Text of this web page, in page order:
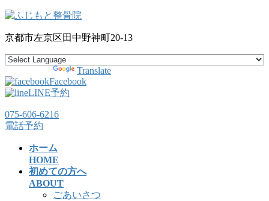
コ
テ
ン
ツ
へ
ス
ッ
プ
ナ
ゲ
ー
シ
ョ
ン
移
動
京都市左京区田中野神町20-13
Translate
Facebook
LINE予約
075-606-6216
電話予約
ホーム
HOME
初めての方へ
ABOUT
ごあいさつ